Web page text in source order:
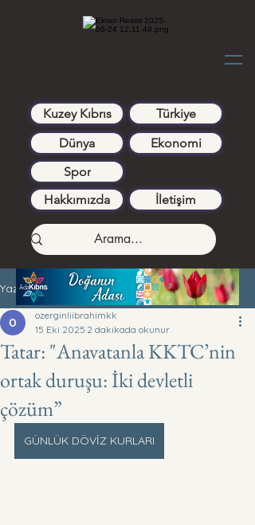
Kuzey Kıbrıs
Türkiye
Dünya
Ekonomi
Spor
Hakkımızda
İletişim
Yazı
Tatar: "Anavatanla KKTC’nin
ortak duruşu: İki devletli
çözüm”
ozerginliibrahimkk
15 Eki 2025 2 dakikada okunur
GÜNLÜK DÖVİZ KURLARI